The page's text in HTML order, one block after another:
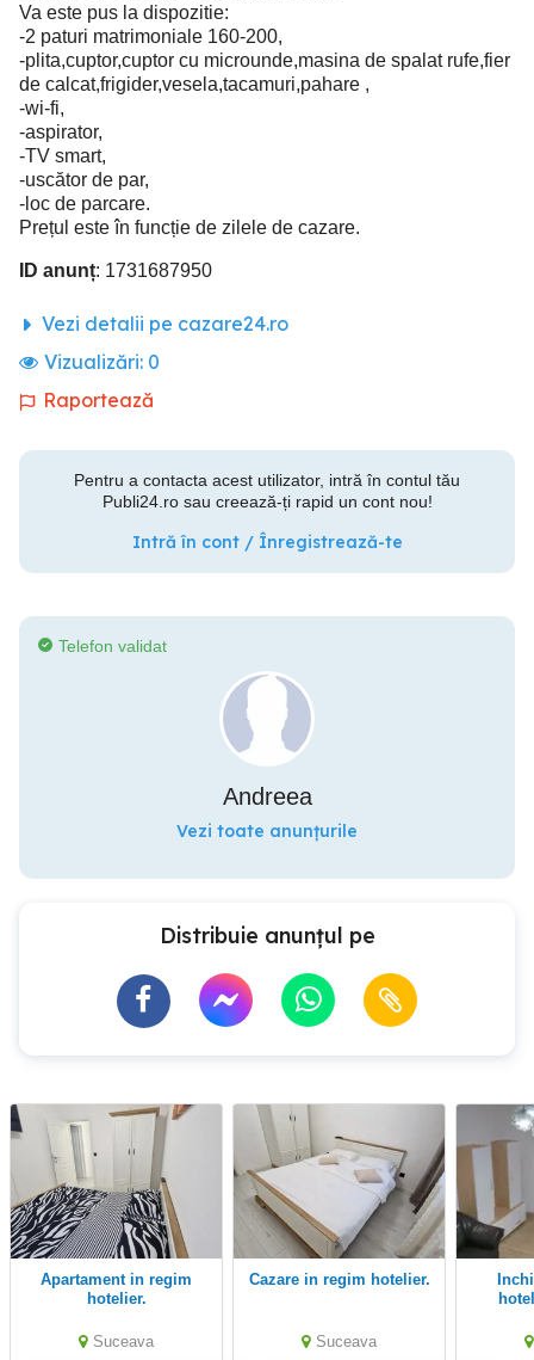
Va este pus la dispozitie:
-2 paturi matrimoniale 160-200,
-plita,cuptor,cuptor cu microunde,masina de spalat rufe,fier
de calcat,frigider,vesela,tacamuri,pahare ,
-wi-fi,
-aspirator,
-TV smart,
-uscător de par,
-loc de parcare.
Prețul este în funcție de zilele de cazare.
ID anunț: 1731687950
Vezi detalii pe cazare24.ro
Vizualizări: 0
Raportează
Pentru a contacta acest utilizator, intră în contul tău
Publi24.ro sau creează-ți rapid un cont nou!
Intră în cont / Înregistrează-te
Telefon validat
Andreea
Vezi toate anunțurile
Distribuie anunțul pe
Apartament in regim
hotelier.
Suceava
Cazare in regim hotelier.
Suceava